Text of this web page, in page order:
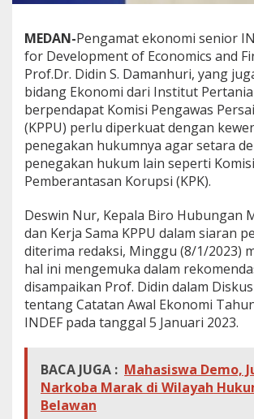
P
s
a
r
P
e
n
g
a
m
a
E
k
o
n
o
m
i
e
m
e
MEDAN-Pengamat ekonomi senior
for Development of Economics and
Prof.Dr. Didin S. Damanhuri, yang
bidang Ekonomi dari Institut
berpendapat Komisi Pengawas
(KPPU) perlu diperkuat dengan
penegakan hukumnya agar setara
penegakan hukum lain seperti Komisi
Pemberantasan Korupsi (KPK).
Deswin Nur, Kepala Biro Hubungan
dan Kerja Sama KPPU dalam siaran
diterima redaksi, Minggu (8/1/2023)
hal ini mengemuka dalam
disampaikan Prof. Didin dalam
tentang Catatan Awal Ekonomi
INDEF pada tanggal 5 Januari 2023.
BACA JUGA : Mahasiswa Demo,
Narkoba Marak di Wilayah
Belawan